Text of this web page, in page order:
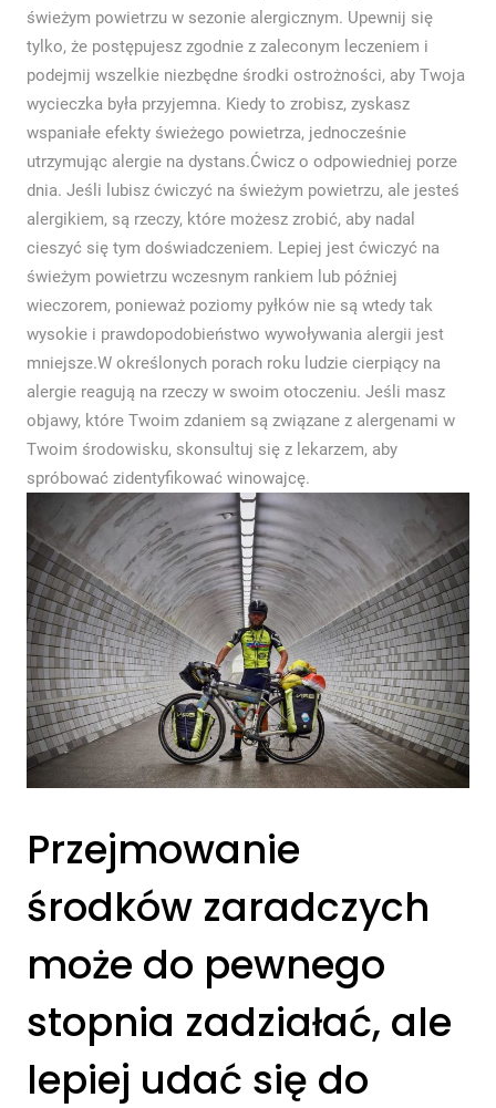
świeżym powietrzu w sezonie alergicznym. Upewnij się
tylko, że postępujesz zgodnie z zaleconym leczeniem i
podejmij wszelkie niezbędne środki ostrożności, aby Twoja
wycieczka była przyjemna. Kiedy to zrobisz, zyskasz
wspaniałe efekty świeżego powietrza, jednocześnie
utrzymując alergie na dystans.Ćwicz o odpowiedniej porze
dnia. Jeśli lubisz ćwiczyć na świeżym powietrzu, ale jesteś
alergikiem, są rzeczy, które możesz zrobić, aby nadal
cieszyć się tym doświadczeniem. Lepiej jest ćwiczyć na
świeżym powietrzu wczesnym rankiem lub później
wieczorem, ponieważ poziomy pyłków nie są wtedy tak
wysokie i prawdopodobieństwo wywoływania alergii jest
mniejsze.W określonych porach roku ludzie cierpiący na
alergie reagują na rzeczy w swoim otoczeniu. Jeśli masz
objawy, które Twoim zdaniem są związane z alergenami w
Twoim środowisku, skonsultuj się z lekarzem, aby
spróbować zidentyfikować winowajcę.
Przejmowanie
środków zaradczych
może do pewnego
stopnia zadziałać, ale
lepiej udać się do